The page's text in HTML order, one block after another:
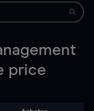
price